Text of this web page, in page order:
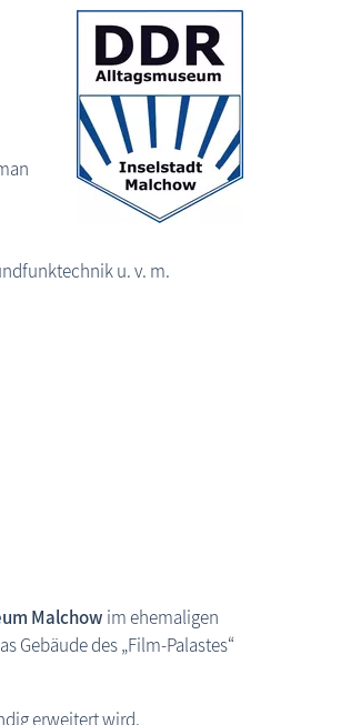
u. v. m.
Malchow im ehemaligen
Gebäude des „Film-Palastes“
erweitert wird.